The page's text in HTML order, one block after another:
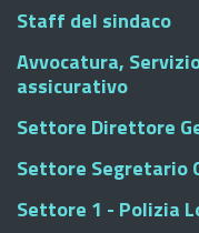
Staff del sindaco
Avvocatura,
assicurativo
Settore Direttore
Settore Segretario
Settore 1 - Polizia